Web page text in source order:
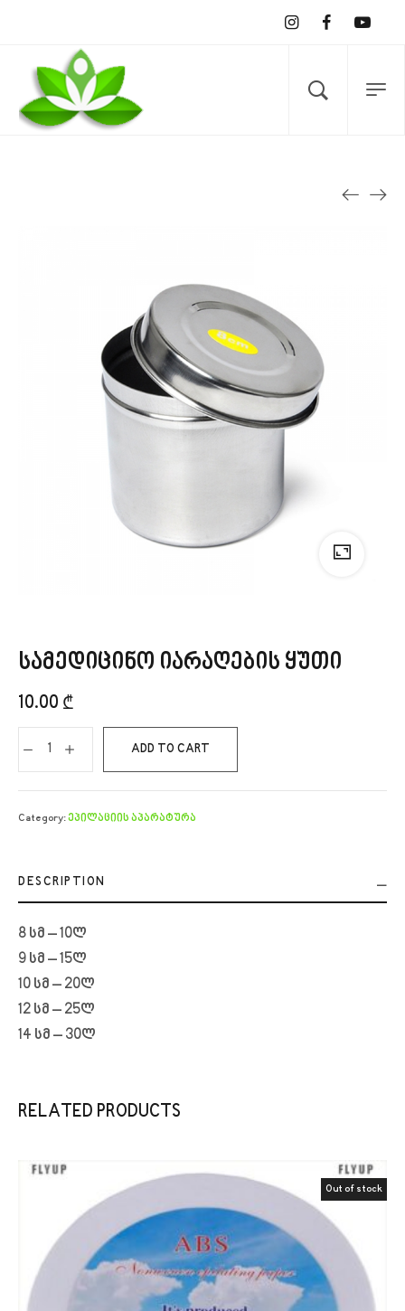
სამედიცინო იარაღების ყუთი
10.00 ₾
ADD TO CART
Category:ეპილაციის აპარატურა
DESCRIPTION
8 სმ – 10ლ
9 სმ – 15ლ
10 სმ – 20ლ
12 სმ – 25ლ
14 სმ – 30ლ
RELATED PRODUCTS
Out of stock